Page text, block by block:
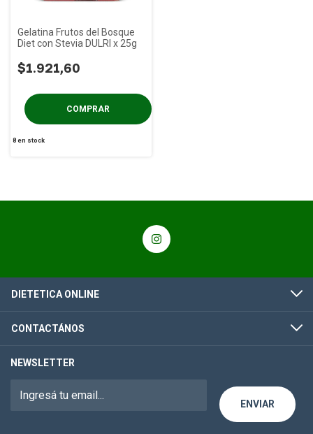
Gelatina Frutos del Bosque
Diet con Stevia DULRI x 25g
$1.921,60
8en stock
DIETETICA ONLINE
CONTACTÁNOS
NEWSLETTER